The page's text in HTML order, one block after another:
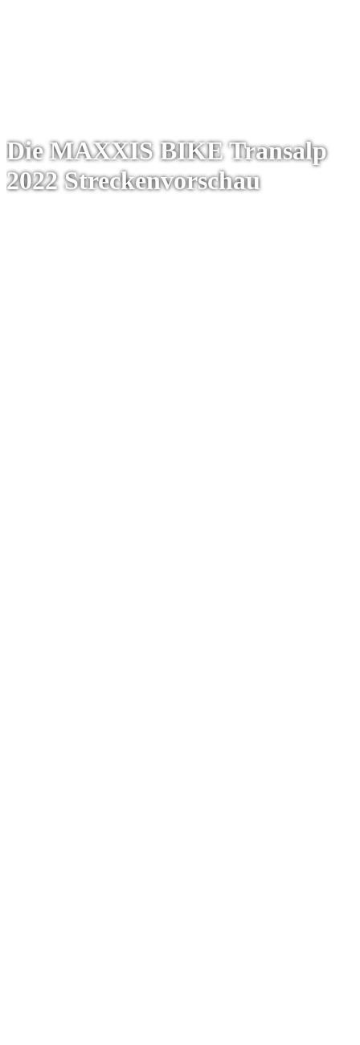
Die MAXXIS BIKE Transalp
2022 Streckenvorschau